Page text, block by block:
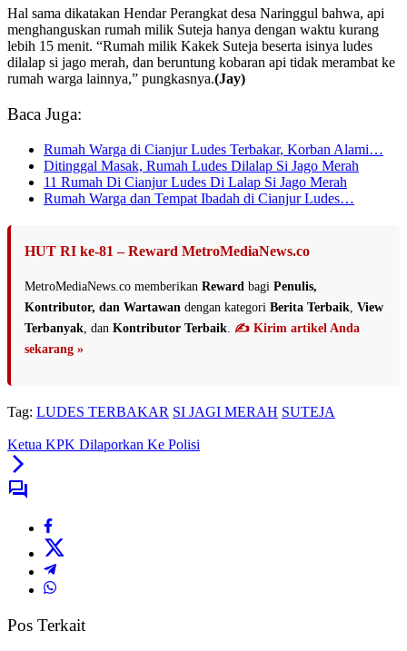
Hal sama dikatakan Hendar Perangkat desa Naringgul bahwa, api
menghanguskan rumah milik Suteja hanya dengan waktu kurang
lebih 15 menit. “Rumah milik Kakek Suteja beserta isinya ludes
dilalap si jago merah, dan beruntung kobaran api tidak merambat ke
rumah warga lainnya,” pungkasnya.(Jay)
Baca Juga:
Rumah Warga di Cianjur Ludes Terbakar, Korban Alami…
Ditinggal Masak, Rumah Ludes Dilalap Si Jago Merah
11 Rumah Di Cianjur Ludes Di Lalap Si Jago Merah
Rumah Warga dan Tempat Ibadah di Cianjur Ludes…
HUT RI ke-81 – Reward MetroMediaNews.co
MetroMediaNews.co memberikan Reward bagi Penulis,
Kontributor, dan Wartawan dengan kategori Berita Terbaik View
Terbanyak , dan Kontributor Terbaik ✍️ Kirim artikel Anda
sekarang »
Tag: LUDES TERBAKAR SI JAGI MERAH SUTEJA
Ketua KPK Dilaporkan Ke Polisi
Pos Terkait